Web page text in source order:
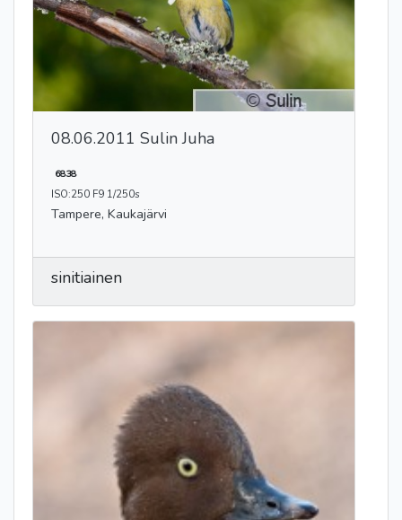
08.06.2011 Sulin Juha
6838
ISO:250 F9 1/250s
Tampere, Kaukajärvi
sinitiainen